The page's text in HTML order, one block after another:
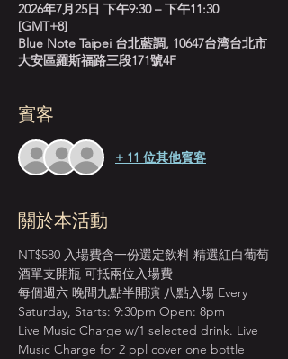
2026年7月25日 下午9:30 – 下午11:30
[GMT+8]
Blue Note Taipei 台北藍調, 10647台湾台北市
大安區羅斯福路三段171號4F
賓客
+ 11 位其他賓客
關於本活動
NT$580 入場費含一份選定飲料 精選紅白葡萄
酒單支開瓶 可抵兩位入場費
每個週六 晚間九點半開演 八點入場 Every
Saturday, Starts: 9:30pm Open: 8pm
Live Music Charge w/1 selected drink. Live
Music Charge for 2 ppl cover one bottle